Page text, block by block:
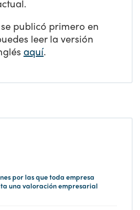
publicó primero en
leer la versión
aquí.
por las que toda empresa
una valoración empresarial